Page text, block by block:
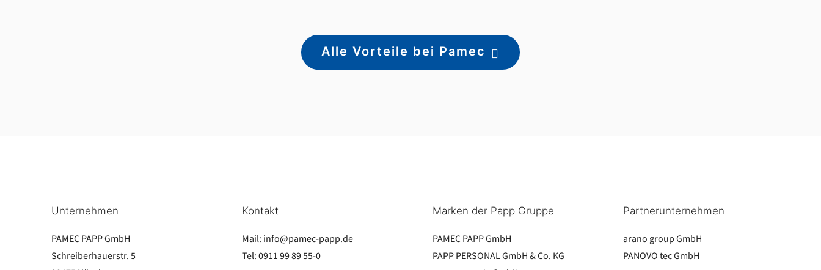
Alle Vorteile bei Pamec
Unternehmen
PAMEC PAPP GmbH
Schreiberhauerstr. 5
Kontakt
Mail: info@pamec-papp.de
Tel:0911 99 89 55-0
Marken der Papp Gruppe
PAMEC PAPP GmbH
PAPP PERSONAL GmbH & Co. KG
Partnerunternehmen
arano group GmbH
PANOVO tec GmbH